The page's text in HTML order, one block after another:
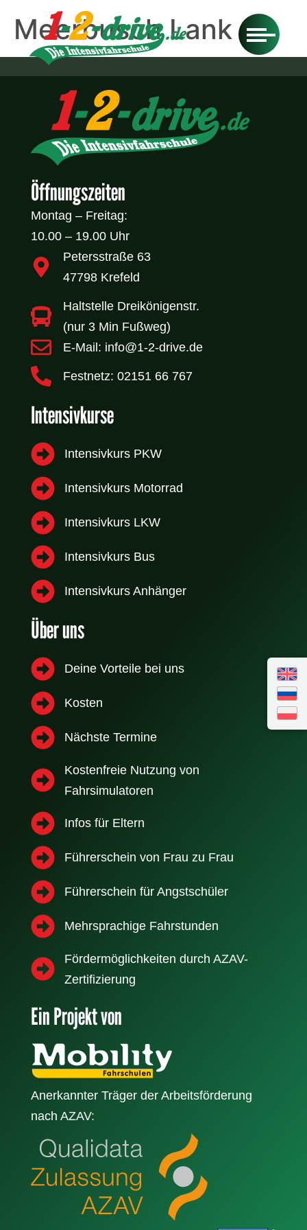
Meerbusch Lank
Öffnungszeiten
Montag – Freitag:
10.00 – 19.00 Uhr
Petersstraße 63
47798 Krefeld
Haltstelle Dreikönigenstr.
(nur 3 Min Fußweg)
E-Mail: info@1-2-drive.de
Festnetz: 02151 66 767
Intensivkurse
Intensivkurs PKW
Intensivkurs Motorrad
Intensivkurs LKW
Intensivkurs Bus
Intensivkurs Anhänger
Über uns
Deine Vorteile bei uns
Kosten
Nächste Termine
Kostenfreie Nutzung von
Fahrsimulatoren
Infos für Eltern
Führerschein von Frau zu Frau
Führerschein für Angstschüler
Mehrsprachige Fahrstunden
Fördermöglichkeiten durch AZAV-
Zertifizierung
Ein Projekt von
Anerkannter Träger der Arbeitsförderung
nach AZAV: